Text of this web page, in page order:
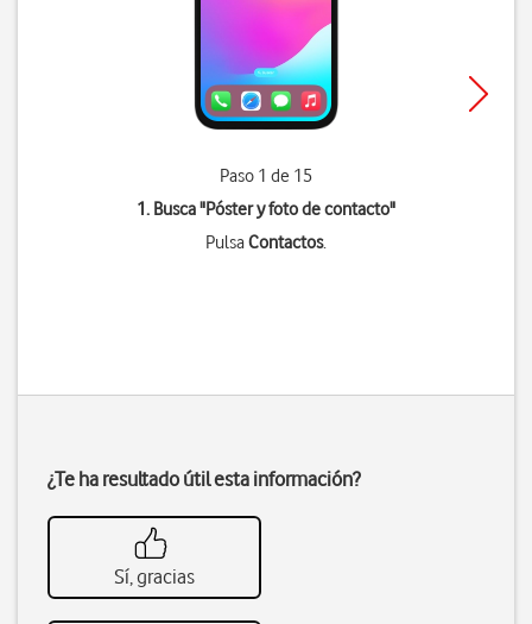
Paso 1 de 15
1. Busca "Póster y foto de contacto"
PulsaContactos.
¿Te ha resultado útil esta información?
Sí, gracias